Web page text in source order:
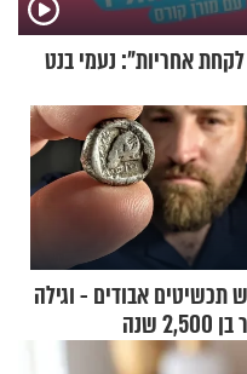
אחריות": נעמי בנט
תכשיטים אבודים - וגילה
שנה